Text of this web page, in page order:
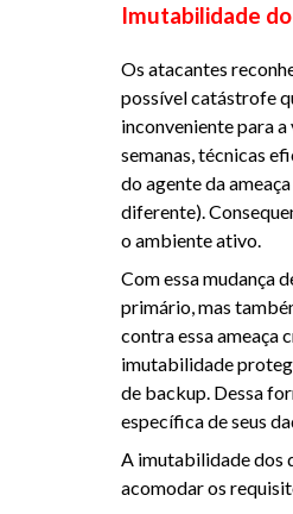
Imutabilidade
Os atacantes
possível catástrofe
inconveniente para
semanas, técnicas
do agente da
diferente).
o ambiente ativo.
Com essa mudança
primário, mas
contra essa ameaça
imutabilidade
de backup. Dessa
específica de seus
A imutabilidade dos
acomodar os